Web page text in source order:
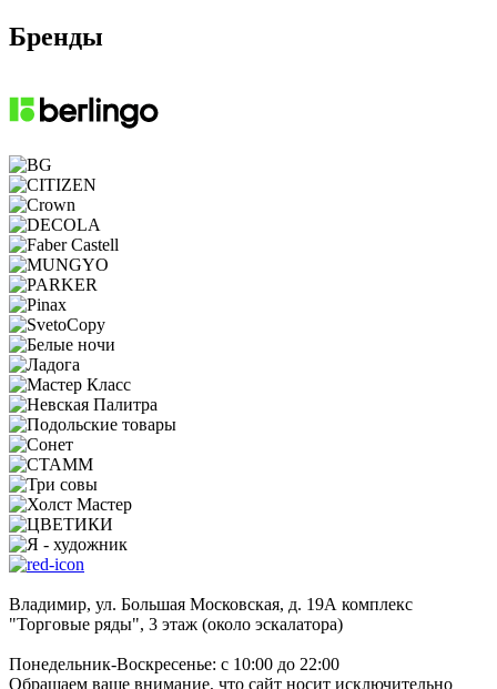
Бренды
Владимир, ул. Большая Московская, д. 19А комплекс
"Торговые ряды", 3 этаж (около эскалатора)
Понедельник-Воскресенье: с 10:00 до 22:00
Обращаем ваше внимание, что сайт носит исключительно